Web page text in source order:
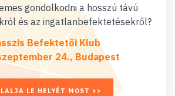
gondolkodni a hosszú távú
és az ingatlanbefektetésekről?
Befektetői Klub
24., Budapest
LE HELYÉT MOST >>